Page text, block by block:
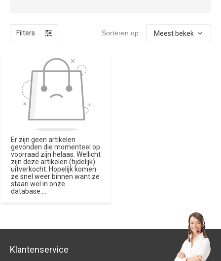
Filters Sorteren op:
Er zijn geen artikelen
gevonden die momenteel op
voorraad zijn helaas. Wellicht
zijn deze artikelen (tijdelijk)
uitverkocht. Hopelijk komen
ze snel weer binnen want ze
staan wel in onze
database....
Klantenservice